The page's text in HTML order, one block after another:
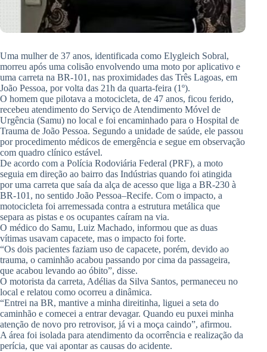
Uma mulher de 37 anos, identificada como Elygleich Sobral,
morreu após uma colisão envolvendo uma moto por aplicativo e
uma carreta na BR-101, nas proximidades das Três Lagoas, em
João Pessoa, por volta das 21h da quarta-feira (1º).
O homem que pilotava a motocicleta, de 47 anos, ficou ferido,
recebeu atendimento do Serviço de Atendimento Móvel de
Urgência (Samu) no local e foi encaminhado para o Hospital de
Trauma de João Pessoa. Segundo a unidade de saúde, ele passou
por procedimento médicos de emergência e segue em observação
com quadro clínico estável.
De acordo com a Polícia Rodoviária Federal (PRF), a moto
seguia em direção ao bairro das Indústrias quando foi atingida
por uma carreta que saía da alça de acesso que liga a BR-230 à
BR-101, no sentido João Pessoa–Recife. Com o impacto, a
motocicleta foi arremessada contra a estrutura metálica que
separa as pistas e os ocupantes caíram na via.
O médico do Samu, Luiz Machado, informou que as duas
vítimas usavam capacete, mas o impacto foi forte.
“Os dois pacientes faziam uso de capacete, porém, devido ao
trauma, o caminhão acabou passando por cima da passageira,
que acabou levando ao óbito”, disse.
O motorista da carreta, Adélias da Silva Santos, permaneceu no
local e relatou como ocorreu a dinâmica.
“Entrei na BR, mantive a minha direitinha, liguei a seta do
caminhão e comecei a entrar devagar. Quando eu puxei minha
atenção de novo pro retrovisor, já vi a moça caindo”, afirmou.
A área foi isolada para atendimento da ocorrência e realização da
perícia, que vai apontar as causas do acidente.